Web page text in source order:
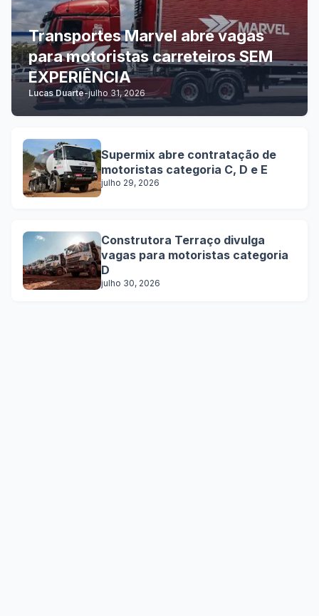
Transportes Marvel abre vagas
para motoristas carreteiros SEM
EXPERIÊNCIA
Lucas Duarte-julho 31, 2026
Supermix abre contratação de
motoristas categoria C, D e E
julho 29, 2026
Construtora Terraço divulga
vagas para motoristas categoria
D
julho 30, 2026